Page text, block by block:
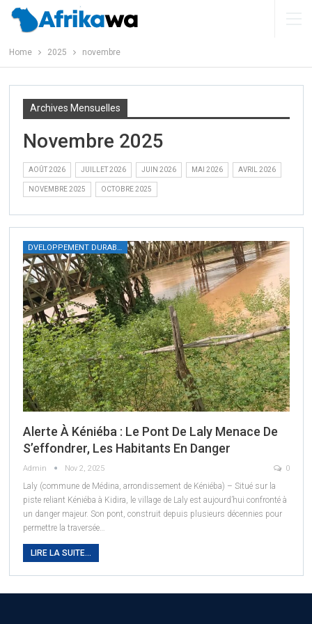
Home 2025 novembre
Archives Mensuelles
Novembre 2025
AOÛT 2026 JUILLET 2026 JUIN 2026 MAI 2026 AVRIL 2026
NOVEMBRE 2025 OCTOBRE 2025
Alerte À Kéniéba : Le Pont De Laly Menace De
S’effondrer, Les Habitants En Danger
Admin Nov 2, 2025 0
Laly (commune de Médina, arrondissement de Kéniéba) – Situé sur la
piste reliant Kéniéba à Kidira, le village de Laly est aujourd’hui confronté à
un danger majeur. Son pont, construit depuis plusieurs décennies pour
permettre la traversée…
LIRE LA SUITE...